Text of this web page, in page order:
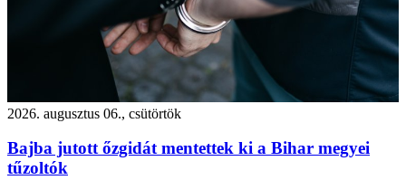
2026. augusztus 06., csütörtök
Bajba jutott őzgidát mentettek ki a Bihar megyei
tűzoltók